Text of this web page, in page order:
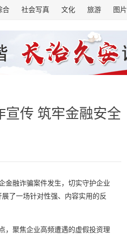
合 社会写真 文化 旅游 图片
宣传 筑牢金融安全
金融诈骗案件发生，切实守护企业
了一场针对性强、内容实用的反
，聚焦企业高频遭遇的虚假投资理